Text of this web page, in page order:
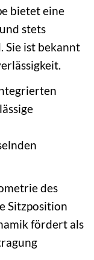
bietet eine
stets
Sie ist bekannt
des
Sitzposition
fördert als